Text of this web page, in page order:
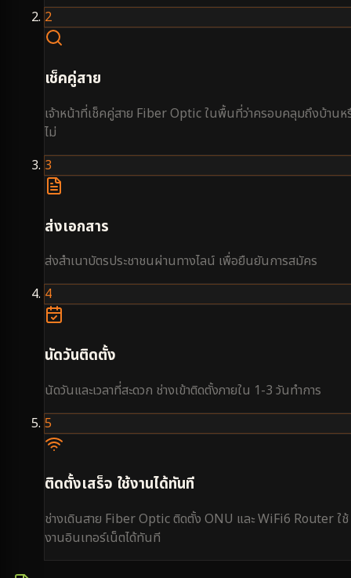
2
เช็คคู่สาย
เจ้าหน้าที่เช็คคู่สาย Fiber Optic ในพื้นที่ว่าครอบคลุมถึงบ้านห
ไม่
3
ส่งเอกสาร
ส่งสำเนาบัตรประชาชนผ่านทางไลน์ เพื่อยืนยันการสมัคร
4
นัดวันติดตั้ง
นัดวันและเวลาที่สะดวก ช่างเข้าติดตั้งภายใน 1-3 วันทำการ
5
ติดตั้งเสร็จ ใช้งานได้ทันที
ช่างเดินสาย Fiber Optic ติดตั้ง ONU และ WiFi6 Router ใช้
งานอินเทอร์เน็ตได้ทันที